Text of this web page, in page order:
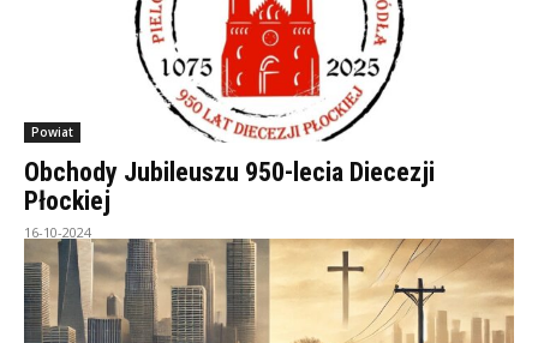
Powiat
Obchody Jubileuszu 950-lecia Diecezji
Płockiej
16-10-2024